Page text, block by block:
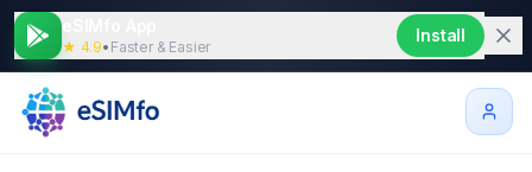
★ 4.9• Faster & Easier
Install